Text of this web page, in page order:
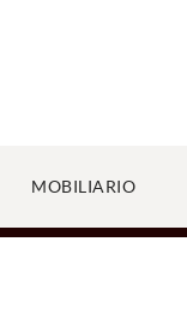
MOBILIARIO